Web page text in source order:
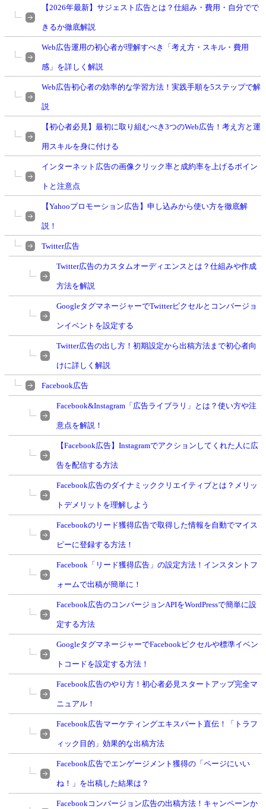
【2026年最新】サジェスト広告とは？仕組み・費用・自分でで
きるか徹底解説
Web広告運用の初心者が理解すべき「考え方・スキル・費用
感」を詳しく解説
Web広告初心者の効率的な学習方法！実践手順を5ステップで解
説
【初心者必見】最初に取り組むべき3つのWeb広告！考え方と運
用スキルを身に付ける
インターネット広告の画像クリック率と成約率を上げるポイン
トと注意点
【Yahooプロモーション広告】申し込みから使い方を徹底解
説！
Twitter広告
Twitter広告のカスタムオーディエンスとは？仕組みや作成
方法を解説
GoogleタグマネージャーでTwitterピクセルとコンバージョ
ンイベントを設定する
Twitter広告の出し方！初期設定から出稿方法まで初心者向
けに詳しく解説
Facebook広告
Facebook&Instagram「広告ライブラリ」とは？使い方や注
意点を解説！
【Facebook広告】Instagramでアクションしてくれた人に広
告を配信する方法
Facebook広告のダイナミッククリエイティブとは？メリッ
トデメリットを理解しよう
Facebookのリード獲得広告で取得した情報を自動でマイス
ピーに登録する方法！
Facebook「リード獲得広告」の設定方法！インスタントフ
ォームで出稿が簡単に！
Facebook広告のコンバージョンAPIをWordPressで簡単に設
定する方法
GoogleタグマネージャーでFacebookピクセルや標準イベン
トコードを設定する方法！
Facebook広告のやり方！初心者必見スタートアップ完全マ
ニュアル！
Facebook広告マーケティングエキスパート直伝！「トラフ
ィック目的」効果的な出稿方法
Facebook広告でエンゲージメント獲得の「ページにいい
ね！」を出稿した結果は？
Facebookコンバージョン広告の出稿方法！キャンペーンか